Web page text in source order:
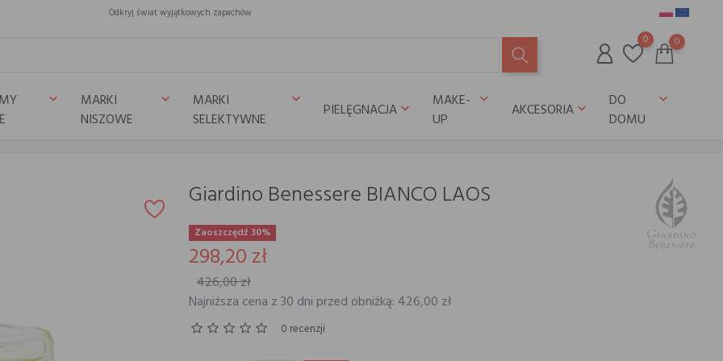
Odkryj świat wyjątkowych zapachów
0 0
keyboard_arrow_down
MARKI
NISZOWE
keyboard_arrow_down
MARKI
SELEKTYWNE
keyboard_arrow_down
PIELĘGNACJAkeyboard_arrow_down
MAKE-
UP
keyboard_arrow_down
AKCESORIAkeyboard_arrow_down
DO
DOMU
keyboard_arrow_down
Giardino Benessere BIANCO LAOS
Zaoszczędź 30%
298,20 zł
426,00 zł
Najniższa cena z 30 dni przed obniżką: 426,00 zł
0 recenzji